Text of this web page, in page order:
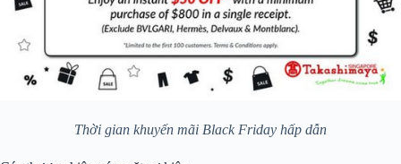
Thời gian khuyến mãi Black Friday hấp dẫn